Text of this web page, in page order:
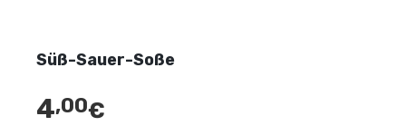
Süß-Sauer-Soße
4,00€